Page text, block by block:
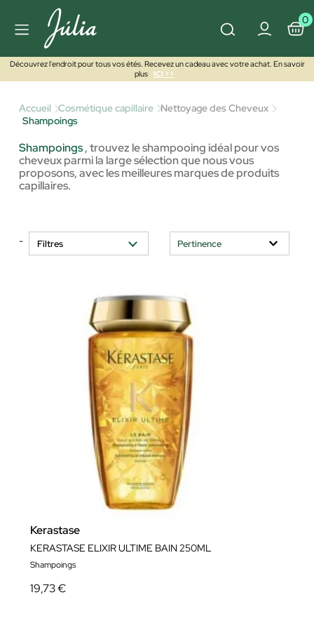
0
Découvrez l'endroit pour tous vos étés. Recevez un cadeau avec votre achat. En savoir
plus
ICI >>
Accueil Cosmétique capillaire Nettoyage des Cheveux
Shampoings
Shampoings,trouvez le shampooing idéal pour vos
cheveux parmi la large sélection que nous vous
proposons, avec les meilleures marques de produits
capillaires.
- Filtres
Kerastase
KERASTASE ELIXIR ULTIME BAIN 250ML
Shampoings
19,73 €